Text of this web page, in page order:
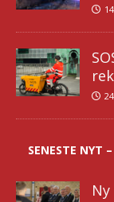
SENESTE NYT